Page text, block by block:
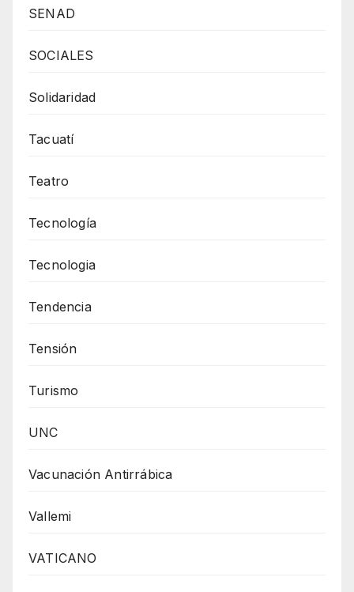
SENAD
SOCIALES
Solidaridad
Tacuatí
Teatro
Tecnología
Tecnologia
Tendencia
Tensión
Turismo
UNC
Vacunación Antirrábica
Vallemi
VATICANO